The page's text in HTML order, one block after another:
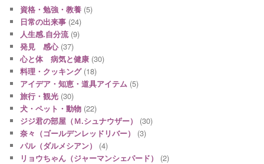
資格・勉強・教養 (5)
日常の出来事 (24)
人生感.自分流(9)
発見 感心(37)
心と体 病気と健康 (30)
料理・クッキング(18)
アイデア・知恵・道具アイテム (5)
旅行・観光 (30)
犬・ペット・動物 (22)
ジジ君の部屋（Ｍ.シュナウザー）
(30)
奈々（ゴールデンレッドリバー）
(3)
パル（ダルメシアン）
(4)
リョウちゃん（ジャーマンシェパード）
(2)